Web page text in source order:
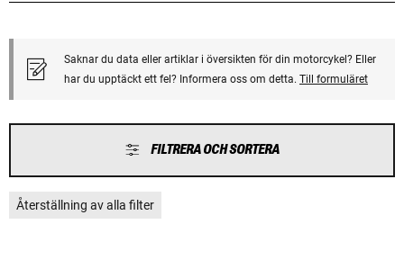
Saknar du data eller artiklar i översikten för din motorcykel? Eller
har du upptäckt ett fel? Informera oss om detta. Till formuläret
FILTRERA OCH SORTERA
Återställning av alla filter